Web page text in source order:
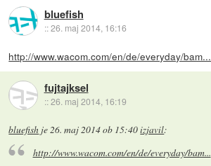
bluefish
::26. maj 2014, 16:16
http://www.wacom.com/en/de/everyday/bam...
fujtajksel
::26. maj 2014, 16:19
bluefish je26. maj 2014 ob 15:40izjavil:
http://www.wacom.com/en/de/everyday/bam...